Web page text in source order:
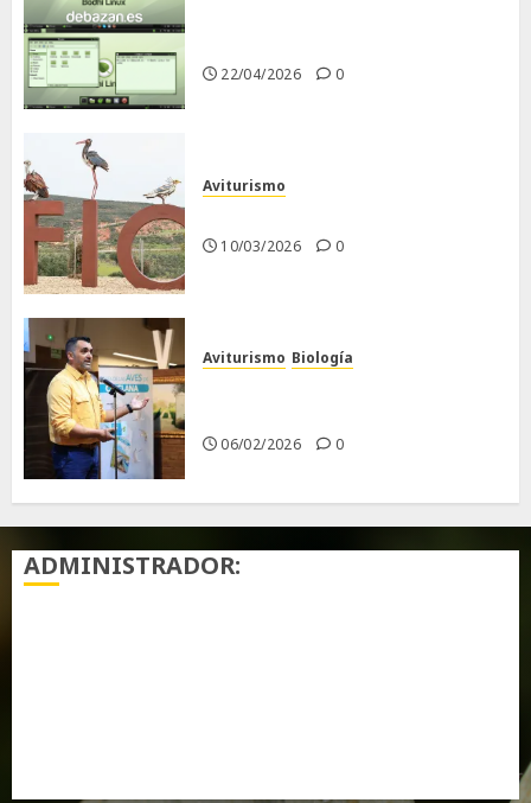
22/04/2026 0
Aviturismo
10/03/2026 0
Aviturismo Biología
06/02/2026 0
ADMINISTRADOR: